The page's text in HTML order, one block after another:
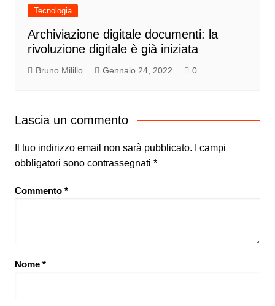
Tecnologia
Archiviazione digitale documenti: la
rivoluzione digitale è già iniziata
Bruno Milillo Gennaio 24, 2022 0
Lascia un commento
Il tuo indirizzo email non sarà pubblicato.
I campi
obbligatori sono contrassegnati *
Commento *
Nome *